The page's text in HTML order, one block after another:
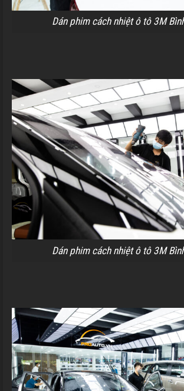
Dán phim cách nhiệt ô tô 3M
Dán phim cách nhiệt ô tô 3M